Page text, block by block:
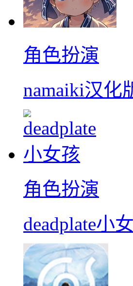
角色扮演
namaiki汉化
角色扮演
deadplate小